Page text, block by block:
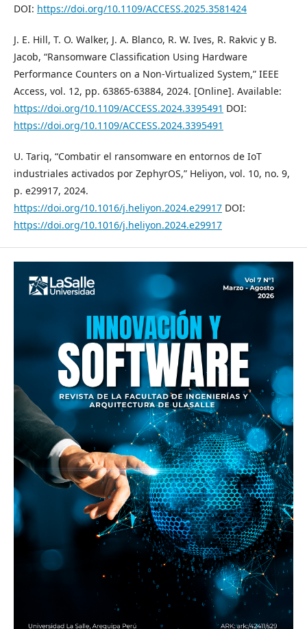
DOI: https://doi.org/10.1109/ACCESS.2025.3581424
J. E. Hill, T. O. Walker, J. A. Blanco, R. W. Ives, R. Rakvic y B.
Jacob, “Ransomware Classification Using Hardware
Performance Counters on a Non-Virtualized System,” IEEE
Access, vol. 12, pp. 63865-63884, 2024. [Online]. Available:
https://doi.org/10.1109/ACCESS.2024.3395491 DOI:
https://doi.org/10.1109/ACCESS.2024.3395491
U. Tariq, “Combatir el ransomware en entornos de IoT
industriales activados por ZephyrOS,” Heliyon, vol. 10, no. 9,
p. e29917, 2024.
https://doi.org/10.1016/j.heliyon.2024.e29917 DOI:
https://doi.org/10.1016/j.heliyon.2024.e29917